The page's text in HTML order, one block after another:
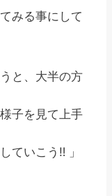
みる事にして
と、大半の方
子を見て上手
ていこう‼ 」